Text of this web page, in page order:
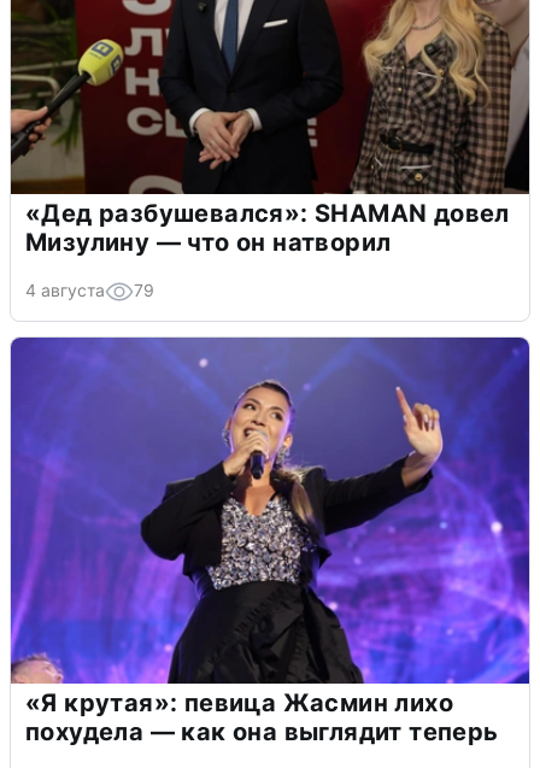
«Дед разбушевался»: SHAMAN довел
Мизулину — что он натворил
4 августа 79
«Я крутая»: певица Жасмин лихо
похудела — как она выглядит теперь